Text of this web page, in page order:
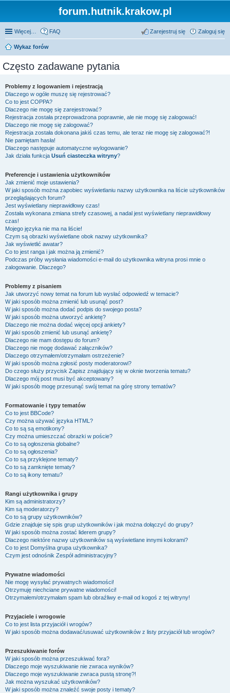
forum.hutnik.krakow.pl
Więcej… FAQ Zaloguj się
Zarejestruj się
Wykaz forów
Często zadawane pytania
Problemy z logowaniem i rejestracją
Dlaczego w ogóle muszę się rejestrować?
Co to jest COPPA?
Dlaczego nie mogę się zarejestrować?
Rejestracja została przeprowadzona poprawnie, ale nie mogę się zalogować!
Dlaczego nie mogę się zalogować?
Rejestracja została dokonana jakiś czas temu, ale teraz nie mogę się zalogować?!
Nie pamiętam hasła!
Dlaczego następuje automatyczne wylogowanie?
Jak działa funkcja Usuń ciasteczka witryny?
Preferencje i ustawienia użytkowników
Jak zmienić moje ustawienia?
W jaki sposób można zapobiec wyświetlaniu nazwy użytkownika na liście użytkowników
przeglądających forum?
Jest wyświetlany nieprawidłowy czas!
Została wykonana zmiana strefy czasowej, a nadal jest wyświetlany nieprawidłowy
czas!
Mojego języka nie ma na liście!
Czym są obrazki wyświetlane obok nazwy użytkownika?
Jak wyświetlić awatar?
Co to jest ranga i jak można ją zmienić?
Podczas próby wysłania wiadomości e-mail do użytkownika witryna prosi mnie o
zalogowanie. Dlaczego?
Problemy z pisaniem
Jak utworzyć nowy temat na forum lub wysłać odpowiedź w temacie?
W jaki sposób można zmienić lub usunąć post?
W jaki sposób można dodać podpis do swojego posta?
W jaki sposób można utworzyć ankietę?
Dlaczego nie można dodać więcej opcji ankiety?
W jaki sposób zmienić lub usunąć ankietę?
Dlaczego nie mam dostępu do forum?
Dlaczego nie mogę dodawać załączników?
Dlaczego otrzymałem/otrzymałam ostrzeżenie?
W jaki sposób można zgłosić posty moderatorowi?
Do czego służy przycisk Zapisz znajdujący się w oknie tworzenia tematu?
Dlaczego mój post musi być akceptowany?
W jaki sposób mogę przesunąć swój temat na górę strony tematów?
Formatowanie i typy tematów
Co to jest BBCode?
Czy można używać języka HTML?
Co to są są emotikony?
Czy można umieszczać obrazki w poście?
Co to są ogłoszenia globalne?
Co to są ogłoszenia?
Co to są przyklejone tematy?
Co to są zamknięte tematy?
Co to są ikony tematu?
Rangi użytkownika i grupy
Kim są administratorzy?
Kim są moderatorzy?
Co to są grupy użytkowników?
Gdzie znajduje się spis grup użytkowników i jak można dołączyć do grupy?
W jaki sposób można zostać liderem grupy?
Dlaczego niektóre nazwy użytkowników są wyświetlane innymi kolorami?
Co to jest Domyślna grupa użytkownika?
Czym jest odnośnik Zespół administracyjny?
Prywatne wiadomości
Nie mogę wysyłać prywatnych wiadomości!
Otrzymuję niechciane prywatne wiadomości!
Otrzymałem/otrzymałam spam lub obraźliwy e-mail od kogoś z tej witryny!
Przyjaciele i wrogowie
Co to jest lista przyjaciół i wrogów?
W jaki sposób można dodawać/usuwać użytkowników z listy przyjaciół lub wrogów?
Przeszukiwanie forów
W jaki sposób można przeszukiwać fora?
Dlaczego moje wyszukiwanie nie zwraca wyników?
Dlaczego moje wyszukiwanie zwraca pustą stronę?!
Jak można wyszukać użytkowników?
W jaki sposób można znaleźć swoje posty i tematy?